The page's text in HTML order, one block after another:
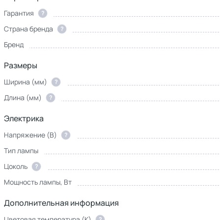
Гарантия ?
Страна бренда
?
Бренд
Размеры
Ширина (мм) ?
Длина (мм)
?
Электрика
Напряжение (В) ?
Тип лампы
Цоколь
?
Мощность лампы, Вт
Дополнительная информация